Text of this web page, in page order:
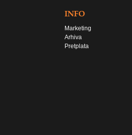
INFO
Marketing
Arhiva
Pretplata